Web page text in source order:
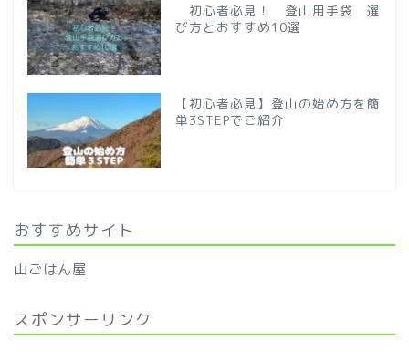
初心者必見！ 登山用手袋 選
び方とおすすめ10選
【初心者必見】登山の始め方を簡
単3STEPでご紹介
おすすめサイト
山ごはん屋
スポンサーリンク